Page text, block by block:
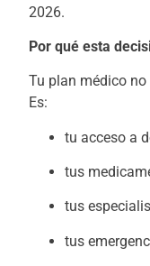
2026.
Por qué esta
Tu plan médico
Es:
tu acceso a
tus
tus
tus